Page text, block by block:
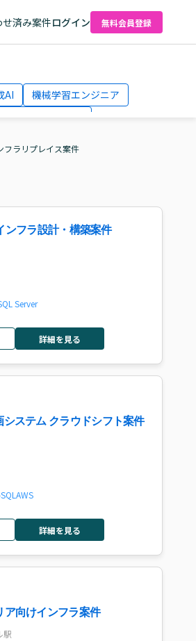
済み案件ログイン 無料会員登録
AI
機械学習エンジニア
フラリプレイス案件
ンフラ設計・構築案件
Server
詳細を見る
システム クラウドシフト案件
AWS
詳細を見る
ア向けインフラ案件
駅